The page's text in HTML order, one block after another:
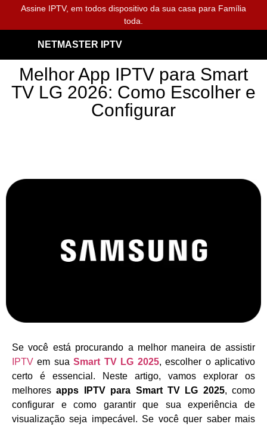
Assine IPTV, em todos dispositivo da sua casa para Família
toda.
NETMASTER IPTV
Melhor App IPTV para Smart
TV LG 2026: Como Escolher e
Configurar
Se você está procurando a melhor maneira de assistir
IPTV em suaSmart TV LG 2025, escolher o aplicativo
certo é essencial. Neste artigo, vamos explorar os
melhoresapps IPTV para Smart TV LG 2025, como
configurar e como garantir que sua experiência de
visualização seja impecável. Se você quer saber mais